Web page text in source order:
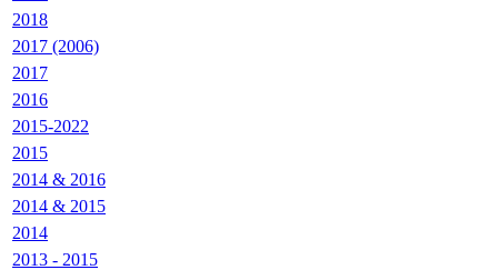
2018
2017 (2006)
2017
2016
2015-2022
2015
2014 & 2016
2014 & 2015
2014
2013 - 2015